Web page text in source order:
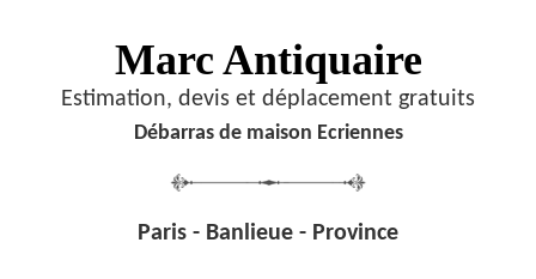
Marc Antiquaire
Estimation, devis et déplacement gratuits
Débarras de maison Ecriennes
Paris - Banlieue - Province